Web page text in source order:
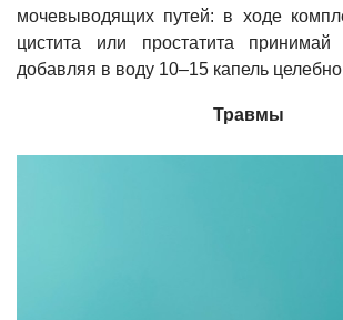
мочевыводящих путей: в ходе
цистита или простатита
добавляя в воду 10–15 капель
Травмы